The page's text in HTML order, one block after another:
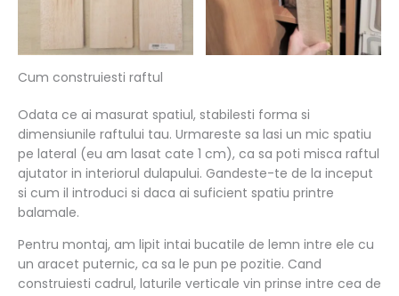
Cum construiesti raftul
Odata ce ai masurat spatiul, stabilesti forma si
dimensiunile raftului tau. Urmareste sa lasi un mic spatiu
pe lateral (eu am lasat cate 1 cm), ca sa poti misca raftul
ajutator in interiorul dulapului. Gandeste-te de la inceput
si cum il introduci si daca ai suficient spatiu printre
balamale.
Pentru montaj, am lipit intai bucatile de lemn intre ele cu
un aracet puternic, ca sa le pun pe pozitie. Cand
construiesti cadrul, laturile verticale vin prinse intre cea de